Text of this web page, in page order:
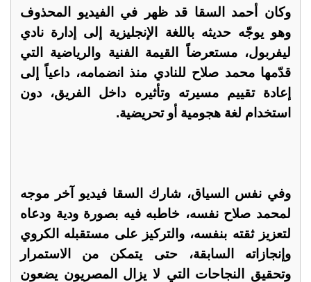
وكان أحمد السقا قد ظهر في الفيديو المحذوف
وهو يوجّه حديثه باللغة الإنجليزية إلى إدارة نادي
ليفربول، مستعرضاً القيمة الفنية والرياضية التي
قدّمها محمد صلاح للنادي منذ انضمامه، داعياً إلى
إعادة تقييم مسيرته وتأثيره داخل الفريق، دون
استخدام لغة هجومية أو تحريضية.
وفي نفس السياق، شارك السقا فيديو آخر موجه
لمحمد صلاح نفسه، خاطبه فيه بصورة ودية ودعاه
لتعزيز ثقته بنفسه، والتركيز على مستقبله الكروي
وإنجازاته السابقة، حتى يتمكن من الاستمرار
وتحقيق النجاحات التي لا يزال المصريون يضعون